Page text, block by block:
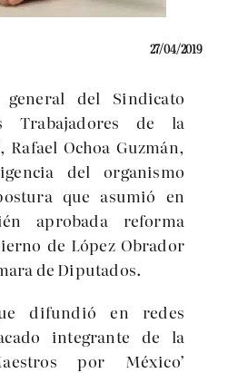
27/04/2019
del Sindicato
Trabajadores de la
Rafael Ochoa Guzmán,
del organismo
que asumió en
aprobada reforma
de López Obrador
de Diputados.
difundió en redes
integrante de la
por México’